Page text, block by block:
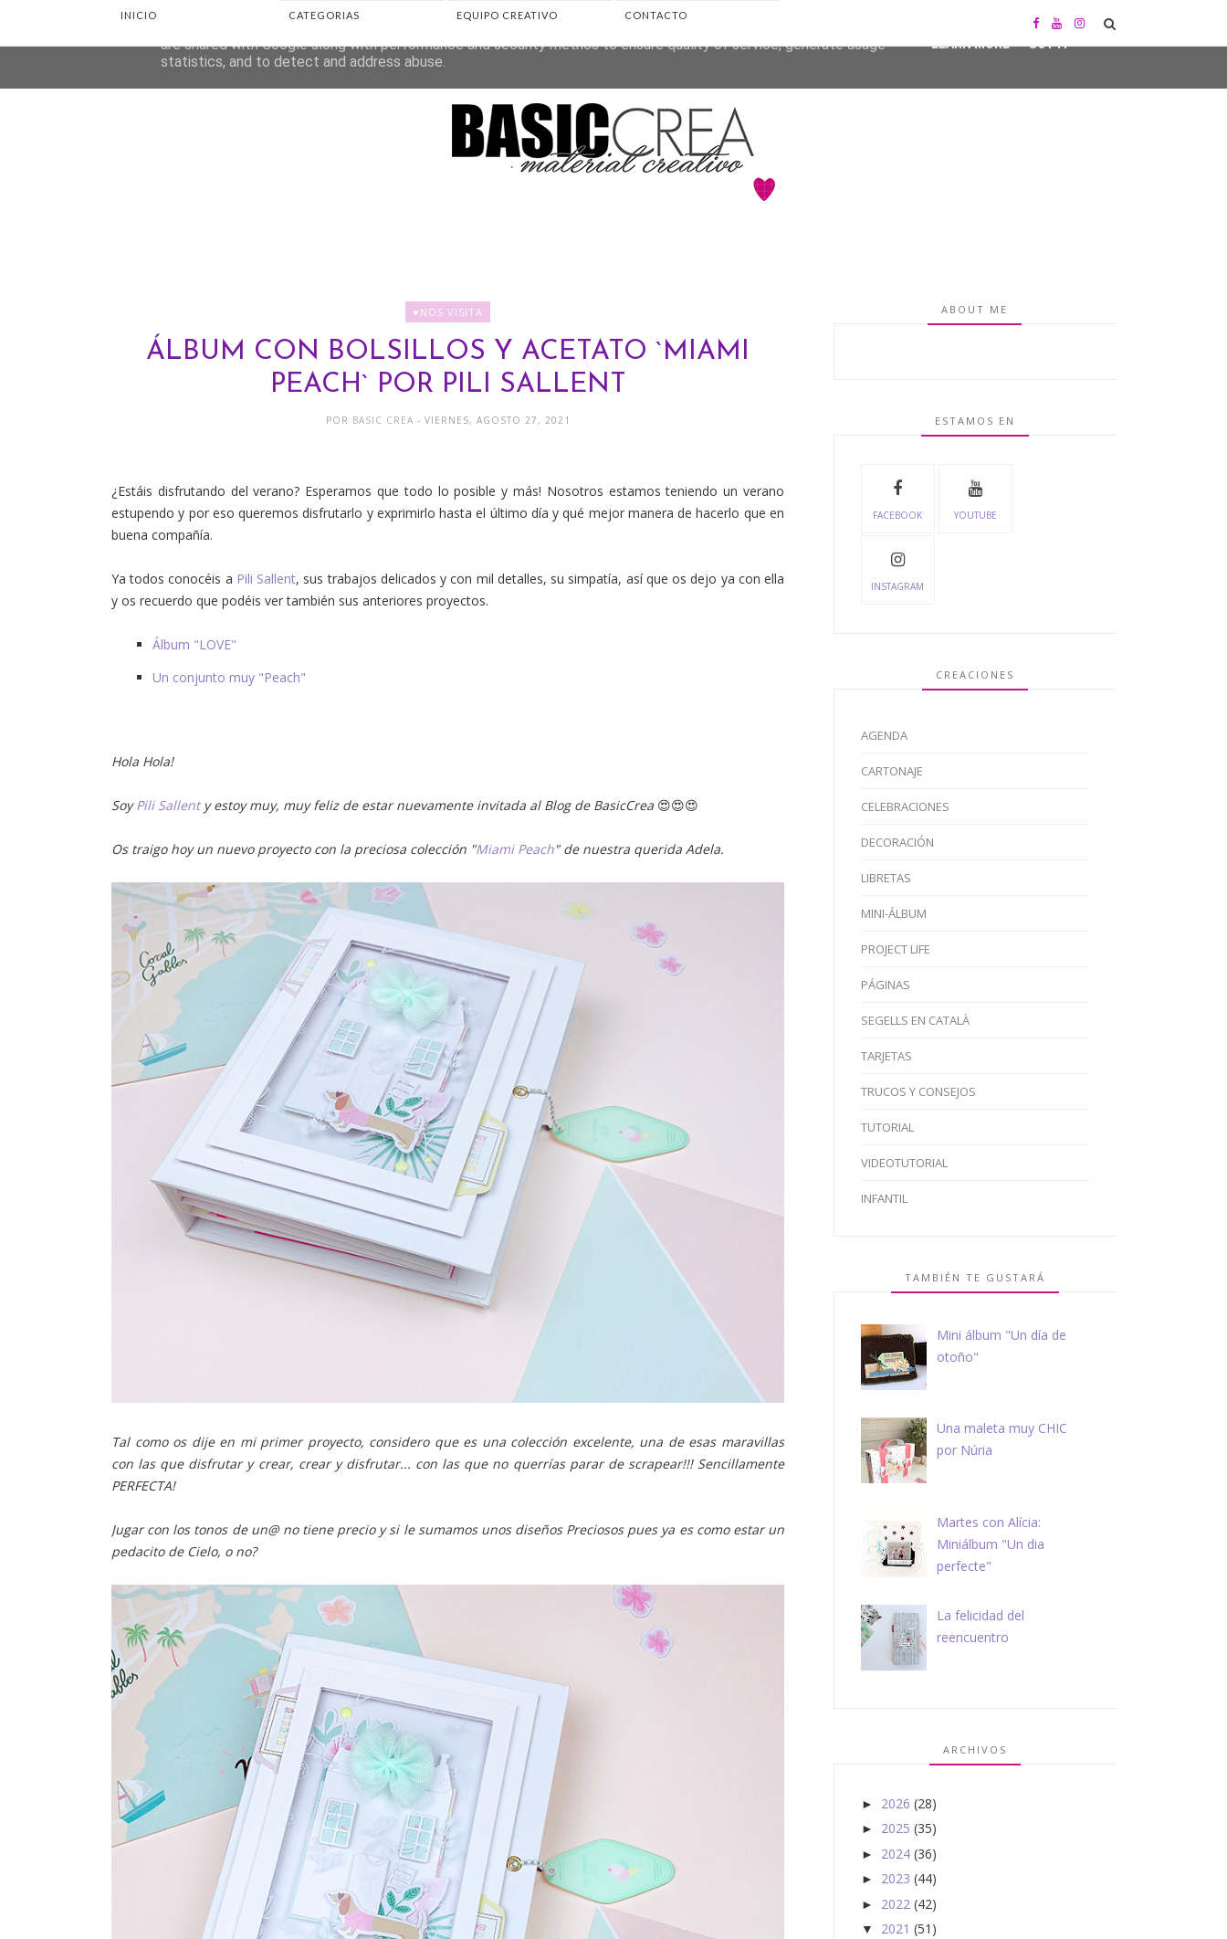
INICIO CATEGORIAS EQUIPO CREATIVO CONTACTO
♥NOS VISITA
ÁLBUM CON BOLSILLOS Y ACETATO `MIAMI
PEACH` POR PILI SALLENT
POR BASIC CREA - VIERNES, AGOSTO 27, 2021
¿Estáis disfrutando del verano? Esperamos que todo lo posible y más! Nosotros estamos teniendo un verano
estupendo y por eso queremos disfrutarlo y exprimirlo hasta el último día y qué mejor manera de hacerlo que en
buena compañía.
Ya todos conocéis a Pili Sallent, sus trabajos delicados y con mil detalles, su simpatía, así que os dejo ya con ella
y os recuerdo que podéis ver también sus anteriores proyectos.
Álbum "LOVE"
Un conjunto muy "Peach"
Hola Hola!
SoyPili Sallenty estoy muy, muy feliz de estar nuevamente invitada al Blog de BasicCrea 😍😍😍
Os traigo hoy un nuevo proyecto con la preciosa colección "Miami Peach" de nuestra querida Adela.
Tal como os dije en mi primer proyecto, considero que es una colección excelente, una de esas maravillas
con las que disfrutar y crear, crear y disfrutar... con las que no querrías parar de scrapear!!! Sencillamente
PERFECTA!
Jugar con los tonos de un@ no tiene precio y si le sumamos unos diseños Preciosos pues ya es como estar un
pedacito de Cielo, o no?
ABOUT ME
ESTAMOS EN
FACEBOOK YOUTUBE
INSTAGRAM
CREACIONES
AGENDA
CARTONAJE
CELEBRACIONES
DECORACIÓN
LIBRETAS
MINI-ÁLBUM
PROJECT LIFE
PÁGINAS
SEGELLS EN CATALÀ
TARJETAS
TRUCOS Y CONSEJOS
TUTORIAL
VIDEOTUTORIAL
INFANTIL
TAMBIÉN TE GUSTARÁ
Mini álbum "Un día de
otoño"
Una maleta muy CHIC
por Núria
Martes con Alícia:
Miniálbum "Un dia
perfecte"
La felicidad del
reencuentro
ARCHIVOS
► 2026 (28)
► 2025 (35)
► 2024 (36)
► 2023 (44)
► 2022 (42)
▼ 2021 (51)
This site uses cookies from Google to deliver its services and to analyze traffic. Your IP address and user-agent
are shared with Google along with performance and security metrics to ensure quality of service, generate usage
statistics, and to detect and address abuse.
LEARN MORE GOT IT